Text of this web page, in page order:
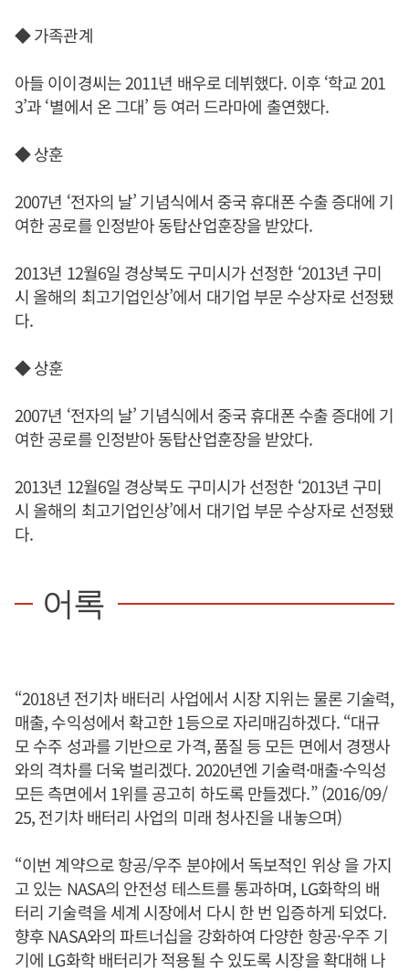
◆ 가족관계
아들 이이경씨는 2011년 배우로 데뷔했다. 이후 ‘학교 201
3’과 ‘별에서 온 그대’ 등 여러 드라마에 출연했다.
◆ 상훈
2007년 ‘전자의 날’ 기념식에서 중국 휴대폰 수출 증대에 기
여한 공로를 인정받아 동탑산업훈장을 받았다.
2013년 12월6일 경상북도 구미시가 선정한 ‘2013년 구미
시 올해의 최고기업인상’에서 대기업 부문 수상자로 선정됐
다.
◆ 상훈
2007년 ‘전자의 날’ 기념식에서 중국 휴대폰 수출 증대에 기
여한 공로를 인정받아 동탑산업훈장을 받았다.
2013년 12월6일 경상북도 구미시가 선정한 ‘2013년 구미
시 올해의 최고기업인상’에서 대기업 부문 수상자로 선정됐
다.
어록
“2018년 전기차 배터리 사업에서 시장 지위는 물론 기술력,
매출, 수익성에서 확고한 1등으로 자리매김하겠다. “대규
모 수주 성과를 기반으로 가격, 품질 등 모든 면에서 경쟁사
와의 격차를 더욱 벌리겠다. 2020년엔 기술력·매출·수익성
모든 측면에서 1위를 공고히 하도록 만들겠다.” (2016/09/
25, 전기차 배터리 사업의 미래 청사진을 내놓으며)
“이번 계약으로 항공/우주 분야에서 독보적인 위상 을 가지
고 있는 NASA의 안전성 테스트를 통과하며, LG화학의 배
터리 기술력을 세계 시장에서 다시 한 번 입증하게 되었다.
향후 NASA와의 파트너십을 강화하여 다양한 항공·우주 기
기에 LG화학 배터리가 적용될 수 있도록 시장을 확대해 나